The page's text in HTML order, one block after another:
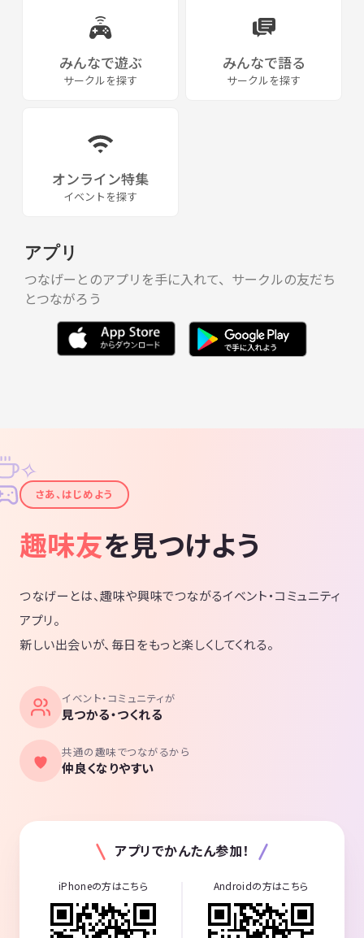
みんなで遊ぶ
サークルを探す
みんなで語る
サークルを探す
オンライン特集
イベントを探す
アプリ
つなげーとのアプリを手に入れて、サークルの友だち
とつながろう
✦
✧
さあ、はじめよう
趣味友を見つけよう
つなげーとは、趣味や興味でつながるイベント・コミュニティ
アプリ。
新しい出会いが、毎日をもっと楽しくしてくれる。
イベント・コミュニティが
見つかる・つくれる
共通の趣味でつながるから
仲良くなりやすい
アプリでかんたん参加！
iPhoneの方はこちら Androidの方はこちら